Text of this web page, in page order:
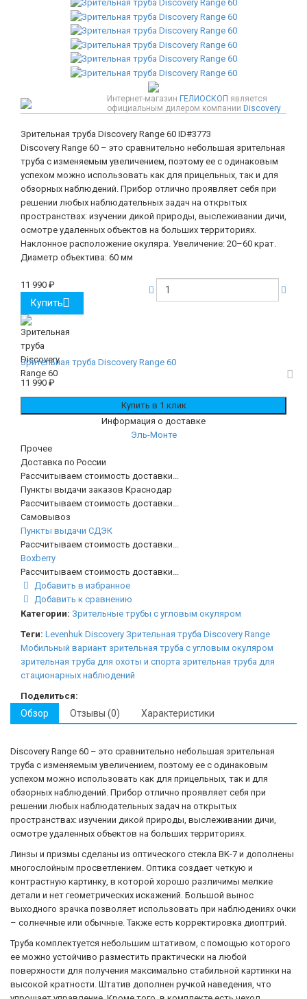
Интернет-магазин ГЕЛИОСКОП является
официальным дилером компании Discovery
Зрительная труба Discovery Range 60 ID#3773
Discovery Range 60 – это сравнительно небольшая зрительная
труба с изменяемым увеличением, поэтому ее с одинаковым
успехом можно использовать как для прицельных, так и для
обзорных наблюдений. Прибор отлично проявляет себя при
решении любых наблюдательных задач на открытых
пространствах: изучении дикой природы, выслеживании дичи,
осмотре удаленных объектов на больших территориях.
Наклонное расположение окуляра. Увеличение: 20–60 крат.
Диаметр объектива: 60 мм
11 990 ₽
Купить
Зрительная труба Discovery Range 60
11 990 ₽
Информация о доставке
Эль-Монте
Прочее
Доставка по России
Рассчитываем стоимость доставки...
Пункты выдачи заказов Краснодар
Рассчитываем стоимость доставки...
Самовывоз
Пункты выдачи СДЭК
Рассчитываем стоимость доставки...
Boxberry
Рассчитываем стоимость доставки...
Добавить в избранное
Добавить к сравнению
Категории: Зрительные трубы с угловым окуляром
Теги: Levenhuk Discovery Зрительная труба Discovery Range
Мобильный вариант зрительная труба с угловым окуляром
зрительная труба для охоты и спорта зрительная труба для
стационарных наблюдений
Поделиться:
Обзор Отзывы (0) Характеристики
Discovery Range 60 – это сравнительно небольшая зрительная
труба с изменяемым увеличением, поэтому ее с одинаковым
успехом можно использовать как для прицельных, так и для
обзорных наблюдений. Прибор отлично проявляет себя при
решении любых наблюдательных задач на открытых
пространствах: изучении дикой природы, выслеживании дичи,
осмотре удаленных объектов на больших территориях.
Линзы и призмы сделаны из оптического стекла BK-7 и дополнены
многослойным просветлением. Оптика создает четкую и
контрастную картинку, в которой хорошо различимы мелкие
детали и нет геометрических искажений. Большой вынос
выходного зрачка позволяет использовать при наблюдениях очки
– солнечные или обычные. Также есть корректировка диоптрий.
Труба комплектуется небольшим штативом, с помощью которого
ее можно устойчиво разместить практически на любой
поверхности для получения максимально стабильной картинки на
высокой кратности. Штатив дополнен ручкой наведения, что